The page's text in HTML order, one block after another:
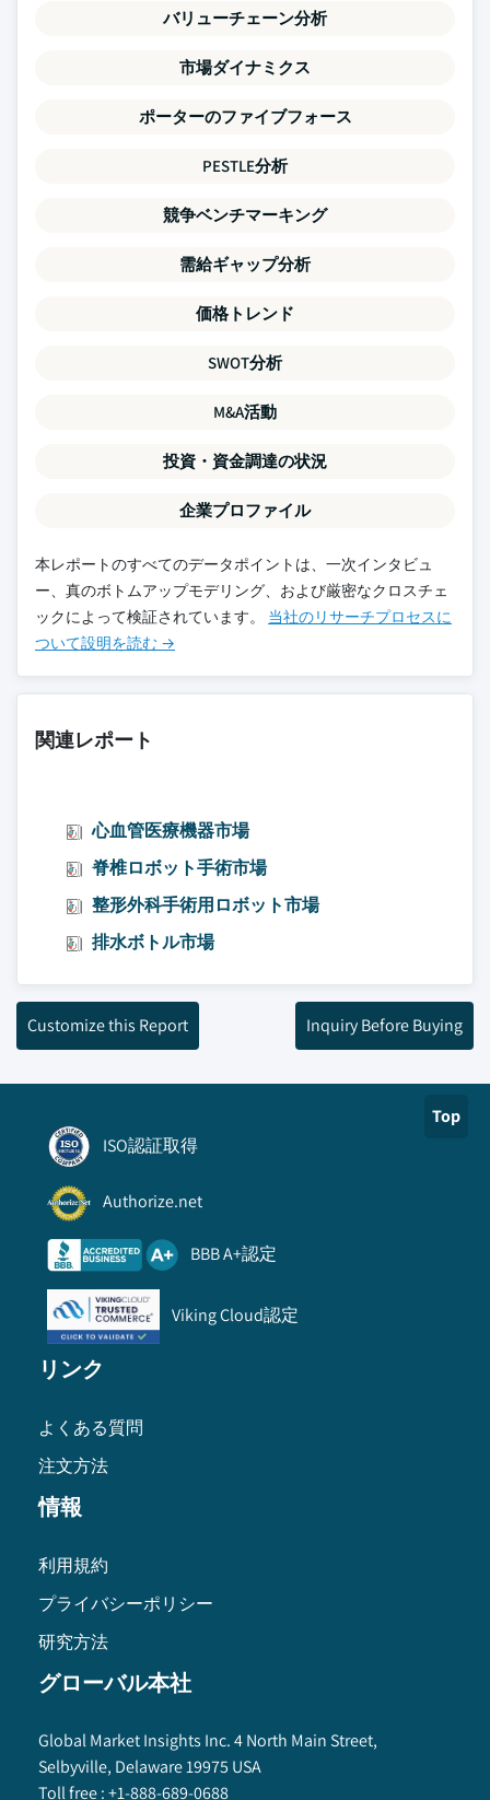
バリューチェーン分析
市場ダイナミクス
ポーターのファイブフォース
PESTLE分析
競争ベンチマーキング
需給ギャップ分析
価格トレンド
SWOT分析
M&A活動
投資・資金調達の状況
企業プロファイル
本レポートのすべてのデータポイントは、一次インタビュ
ー、真のボトムアップモデリング、および厳密なクロスチェ
ックによって検証されています。 当社のリサーチプロセスに
ついて設明を読む →
関連レポート
心血管医療機器市場
脊椎ロボット手術市場
整形外科手術用ロボット市場
排水ボトル市場
Customize this Report Inquiry Before Buying
Top
ISO認証取得
Authorize.net
BBB A+認定
Viking Cloud認定
リンク
よくある質問
注文方法
情報
利用規約
プライバシーポリシー
研究方法
グローバル本社
Global Market Insights Inc. 4 North Main Street,
Selbyville, Delaware 19975 USA
Toll free :+1-888-689-0688